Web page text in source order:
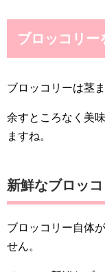
ブロッコリー
ブロッコリーは茎
余すところなく美
ますね。
新鮮なブロッ
ブロッコリー自体
せん。